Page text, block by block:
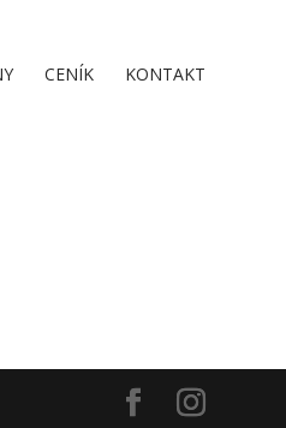
CENÍK KONTAKT